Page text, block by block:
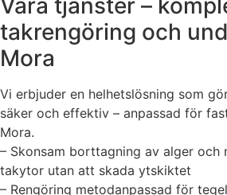
takrengöring och
Mora
Vi erbjuder en helhetslösning som
säker och effektiv – anpassad för
Mora.
– Skonsam borttagning av alger och
takytor utan att skada ytskiktet
– Rengöring metodanpassad för